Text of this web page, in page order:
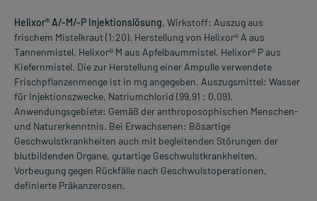
Helixor® A/-M/-P Injektionslösung. Wirkstoff: Auszug aus
frischem Mistelkraut (1:20). Herstellung von Helixor® A aus
Tannenmistel, Helixor® M aus Apfelbaummistel, Helixor® P aus
Kiefernmistel. Die zur Herstellung einer Ampulle verwendete
Frischpflanzenmenge ist in mg angegeben. Auszugsmittel: Wasser
für Injektionszwecke, Natriumchlorid (99,91 : 0,09).
Anwendungsgebiete: Gemäß der anthroposophischen Menschen-
und Naturerkenntnis. Bei Erwachsenen: Bösartige
Geschwulstkrankheiten auch mit begleitenden Störungen der
blutbildenden Organe, gutartige Geschwulstkrankheiten,
Vorbeugung gegen Rückfälle nach Geschwulstoperationen,
definierte Präkanzerosen.